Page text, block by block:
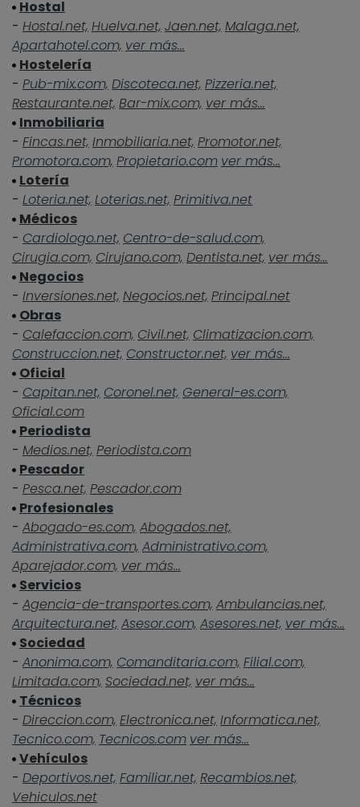
Hostal
- Hostal.net, Huelva.net, Jaen.net, Malaga.net,
Apartahotel.com, ver más...
Hostelería
- Pub-mix.com, Discoteca.net, Pizzeria.net,
Restaurante.net, Bar-mix.com, ver más...
Inmobiliaria
- Fincas.net, Inmobiliaria.net, Promotor.net,
Promotora.com, Propietario.com ver más...
Lotería
- Loteria.net, Loterias.net, Primitiva.net
Médicos
- Cardiologo.net, Centro-de-salud.com,
Cirugia.com, Cirujano.com, Dentista.net, ver más...
Negocios
- Inversiones.net, Negocios.net, Principal.net
Obras
- Calefaccion.com, Civil.net, Climatizacion.com,
Construccion.net, Constructor.net, ver más...
Oficial
- Capitan.net, Coronel.net, General-es.com,
Oficial.com
Periodista
- Medios.net, Periodista.com
Pescador
- Pesca.net, Pescador.com
Profesionales
- Abogado-es.com, Abogados.net,
Administrativa.com, Administrativo.com,
Aparejador.com, ver más...
Servicios
- Agencia-de-transportes.com, Ambulancias.net,
Arquitectura.net, Asesor.com, Asesores.net, ver más...
Sociedad
- Anonima.com, Comanditaria.com, Filial.com,
Limitada.com, Sociedad.net, ver más...
Técnicos
- Direccion.com, Electronica.net, Informatica.net,
Tecnico.com, Tecnicos.com ver más...
Vehículos
- Deportivos.net, Familiar.net, Recambios.net,
Vehiculos.net